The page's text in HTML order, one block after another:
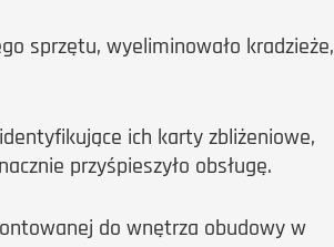
sprzętu, wyeliminowało kradzieże,
ich karty zbliżeniowe,
przyśpieszyło obsługę.
do wnętrza obudowy w